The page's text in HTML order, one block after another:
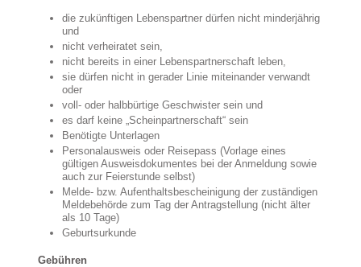
die zukünftigen Lebenspartner dürfen nicht minderjährig
und
nicht verheiratet sein,
nicht bereits in einer Lebenspartnerschaft leben,
sie dürfen nicht in gerader Linie miteinander verwandt
oder
voll- oder halbbürtige Geschwister sein und
es darf keine „Scheinpartnerschaft“ sein
Benötigte Unterlagen
Personalausweis oder Reisepass (Vorlage eines
gültigen Ausweisdokumentes bei der Anmeldung sowie
auch zur Feierstunde selbst)
Melde- bzw. Aufenthaltsbescheinigung der zuständigen
Meldebehörde zum Tag der Antragstellung (nicht älter
als 10 Tage)
Geburtsurkunde
Gebühren